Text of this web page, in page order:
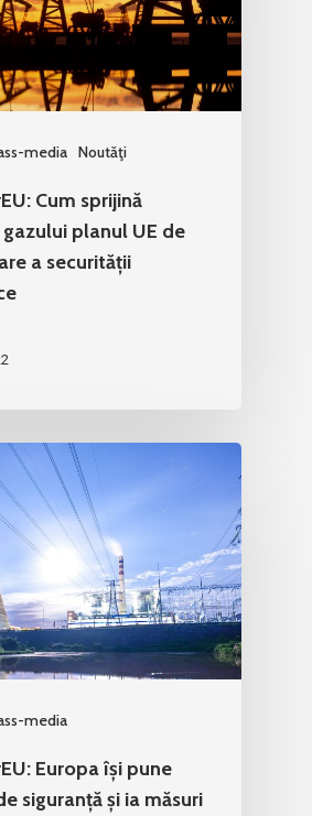
media Noutăţi
Cum sprijină
planul UE de
a securității
media
Europa își pune
siguranță și ia măsuri